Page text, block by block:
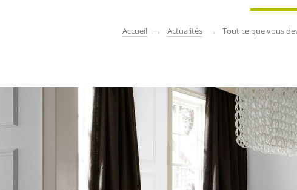
Accueil Actualités Tout ce que vous